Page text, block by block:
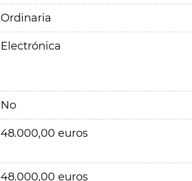
Ordinaria
Electrónica
No
48.000,00 euros
48.000,00 euros